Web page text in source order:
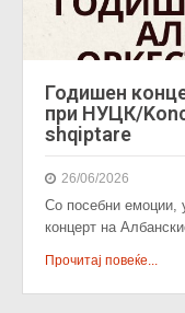
Годишен
при НУЦК/
shqiptare
26/06/2026
Со посебни емоции,
концерт на
Прочитај повеќе...